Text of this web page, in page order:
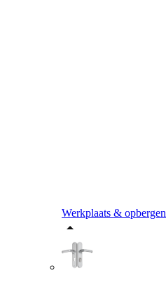
Werkplaats & opbergen